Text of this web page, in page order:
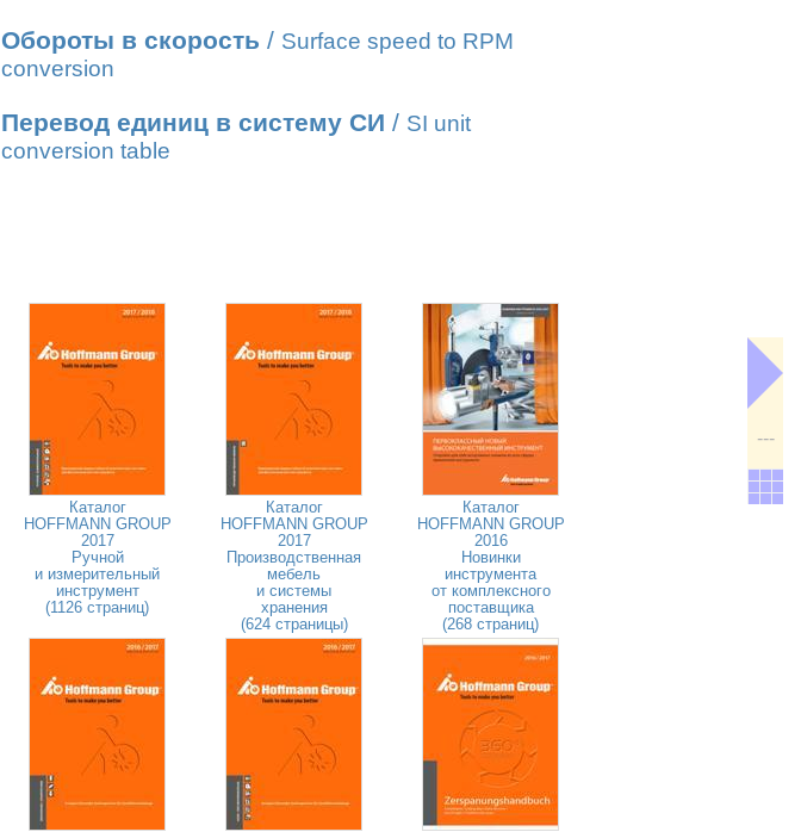
Обороты в скорость / Surface speed to RPM
conversion
Перевод единиц в систему СИ / SI unit
conversion table
Каталог
HOFFMANN GROUP
2017
Ручной
и измерительный
инструмент
(1126 страниц)
Каталог
HOFFMANN GROUP
2017
Производственная
мебель
и системы
хранения
(624 страницы)
Каталог
HOFFMANN GROUP
2016
Новинки
инструмента
от комплексного
поставщика
(268 страниц)
---